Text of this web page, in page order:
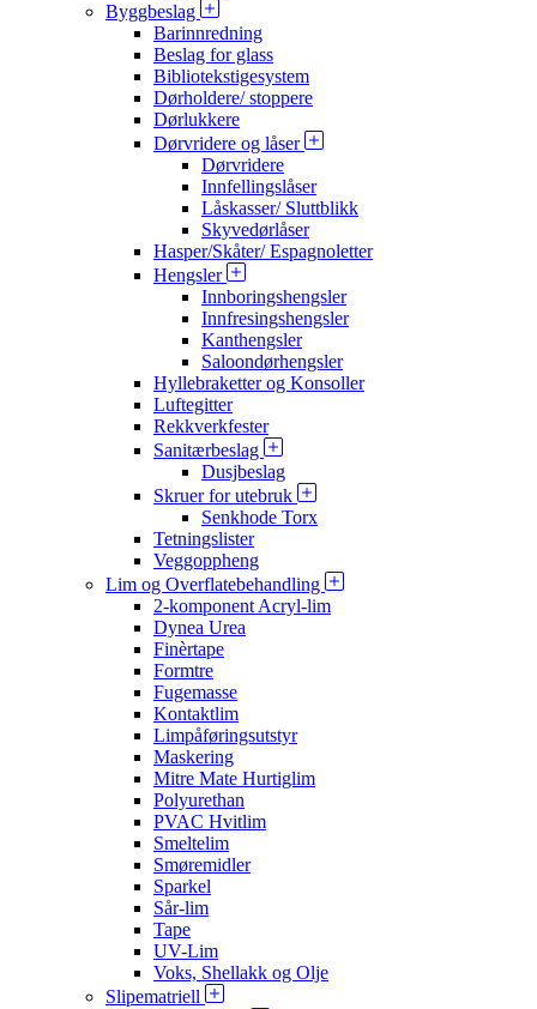
Byggbeslag
Barinnredning
Beslag for glass
Bibliotekstigesystem
Dørholdere/ stoppere
Dørlukkere
Dørvridere og låser
Dørvridere
Innfellingslåser
Låskasser/ Sluttblikk
Skyvedørlåser
Hasper/Skåter/ Espagnoletter
Hengsler
Innboringshengsler
Innfresingshengsler
Kanthengsler
Saloondørhengsler
Hyllebraketter og Konsoller
Luftegitter
Rekkverkfester
Sanitærbeslag
Dusjbeslag
Skruer for utebruk
Senkhode Torx
Tetningslister
Veggoppheng
Lim og Overflatebehandling
2-komponent Acryl-lim
Dynea Urea
Finèrtape
Formtre
Fugemasse
Kontaktlim
Limpåføringsutstyr
Maskering
Mitre Mate Hurtiglim
Polyurethan
PVAC Hvitlim
Smeltelim
Smøremidler
Sparkel
Sår-lim
Tape
UV-Lim
Voks, Shellakk og Olje
Slipematriell